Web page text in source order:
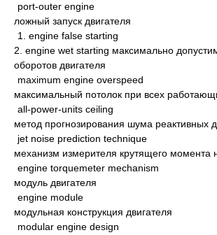
port-outer engine
ложный запуск двигателя
1. engine false starting
2. engine wet starting максимально
оборотов двигателя
maximum engine overspeed
максимальный потолок при всех
all-power-units ceiling
метод прогнозирования шума реактивных
jet noise prediction technique
механизм измерителя крутящего момента
engine torquemeter mechanism
модуль двигателя
engine module
модульная конструкция двигателя
modular engine design